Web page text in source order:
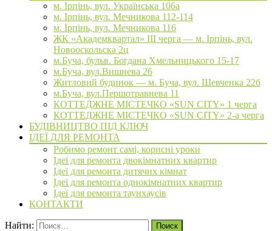
м. Ірпінь, вул. Українська 106а
м. Ірпінь, вул. Мечникова 112-114
м. Ірпінь, вул. Мечникова 116
ЖК «Академквартал» III черга — м. Ірпінь, вул.
Новооскольска 2ц
м.Буча, бульв. Богдана Хмельницького 15-17
м.Буча, вул.Вишнева 26
Житловий будинок — м. Буча, вул. Шевченка 22б
м.Буча, вул.Першотравнева 11
КОТТЕДЖНЕ МІСТЕЧКО «SUN CITY» 1 черга
КОТТЕДЖНЕ МІСТЕЧКО «SUN CITY» 2-а черга
БУДІВНИЦТВО ПІД КЛЮЧ
ІДЕЇ ДЛЯ РЕМОНТА
Робимо ремонт самі, корисні уроки
Ідеї для ремонта двокімнатних квартир
Ідеї для ремонта дитячих кімнат
Ідеї для ремонта однокімнатних квартир
Ідеї для ремонта таунхаусів
КОНТАКТИ
Найти: